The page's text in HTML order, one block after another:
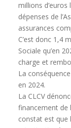
millions
dépenses de
assurances
C’est donc 1,4
Sociale qu’en
charge et
La
en 2024.
La CLCV
financement de
constat est que